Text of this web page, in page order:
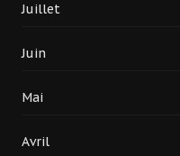
Juillet
Juin
Mai
Avril